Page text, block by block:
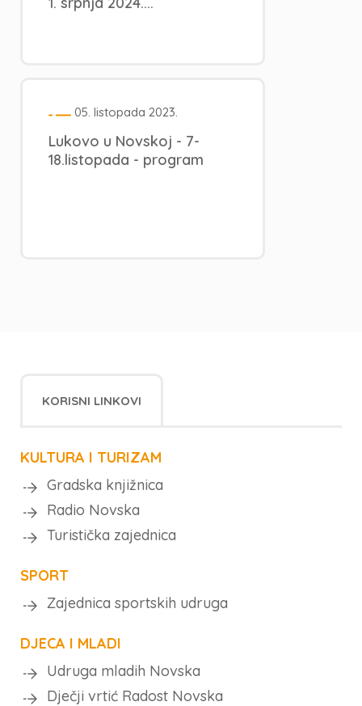
05. listopada 2023.
Lukovo u Novskoj - 7-
18.listopada - program
KORISNI LINKOVI
KULTURA I TURIZAM
Gradska knjižnica
Radio Novska
Turistička zajednica
SPORT
Zajednica sportskih udruga
DJECA I MLADI
Udruga mladih Novska
Dječji vrtić Radost Novska